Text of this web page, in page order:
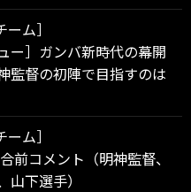
ーム］
ー］ガンバ新時代の幕開
監督の初陣で目指すのは
ーム］
前コメント（明神監督、
山下選手）